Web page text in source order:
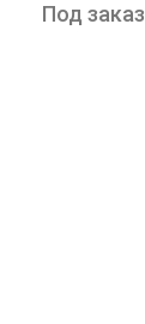
Под заказ